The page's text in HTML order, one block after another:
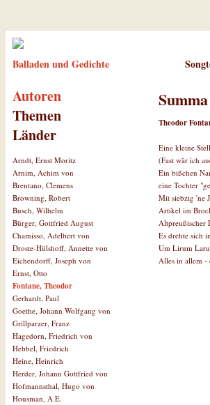
Balladen und Gedichte
Autoren
Themen
Länder
Arndt, Ernst Moritz
Arnim, Achim von
Brentano, Clemens
Browning, Robert
Busch, Wilhelm
Bürger, Gottfried August
Chamisso, Adelbert von
Droste-Hülshoff, Annette von
Eichendorff, Joseph von
Ernst, Otto
Fontane, Theodor
Gerhardt, Paul
Goethe, Johann Wolfgang von
Grillparzer, Franz
Hagedorn, Friedrich von
Hebbel, Friedrich
Heine, Heinrich
Herder, Johann Gottfried von
Hofmannsthal, Hugo von
Housman, A.E.
Theodor
Eine kleine
(Fast wär ich
Ein bißchen
eine Tochter
Mit siebzig 'ne
Artikel im
Altpreußischer
Es drehte sich
Um Lirum
Alles in allem -